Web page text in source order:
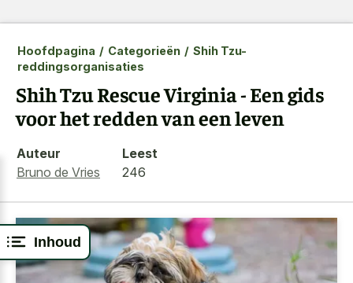
Inhoud
Hoofdpagina / Categorieën / Shih Tzu-
reddingsorganisaties
Shih Tzu Rescue Virginia - Een gids
voor het redden van een leven
Auteur
Bruno de Vries
Leest
246